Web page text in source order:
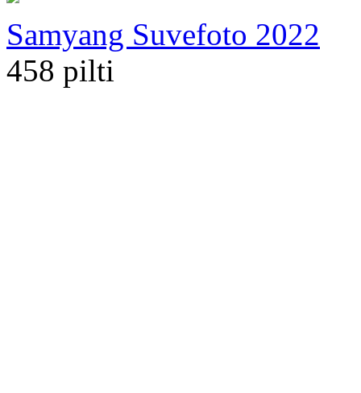
Samyang Suvefoto 2022
458 pilti